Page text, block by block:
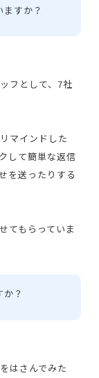
すか？
フとして、7社
マインドした
して簡単な返信
を送ったりする
てもらっていま
？
はさんでみた